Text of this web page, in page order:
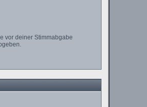
vor deiner Stimmabgabe